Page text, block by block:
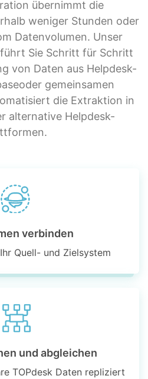
übernimmt die
weniger Stunden oder
Datenvolumen. Unser
Sie Schritt für Schritt
von Daten aus Helpdesk-
gemeinsamen
die Extraktion in
alternative Helpdesk-
verbinden
Quell- und Zielsystem
und abgleichen
TOPdesk Daten repliziert